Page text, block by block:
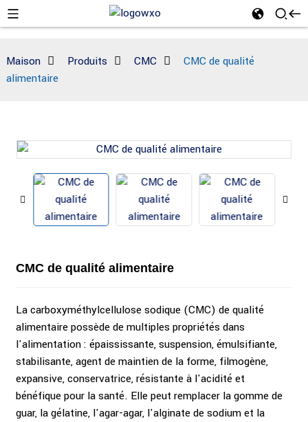
Maison Produits CMC
CMC de qualité
alimentaire
CMC de qualité alimentaire
La carboxyméthylcellulose sodique (CMC) de qualité
alimentaire possède de multiples propriétés dans
l'alimentation : épaississante, suspension, émulsifiante,
stabilisante, agent de maintien de la forme, filmogène,
expansive, conservatrice, résistante à l'acidité et
bénéfique pour la santé. Elle peut remplacer la gomme de
guar, la gélatine, l'agar-agar, l'alginate de sodium et la